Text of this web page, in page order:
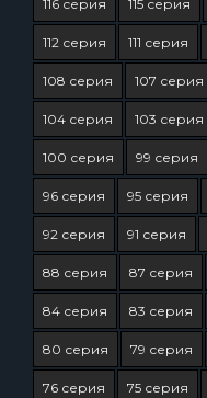
116 серия 115 серия
112 серия 111 серия
108 серия 107 серия
104 серия 103 серия
100 серия 99 серия
96 серия 95 серия
92 серия 91 серия
88 серия 87 серия
84 серия 83 серия
80 серия 79 серия
76 серия 75 серия